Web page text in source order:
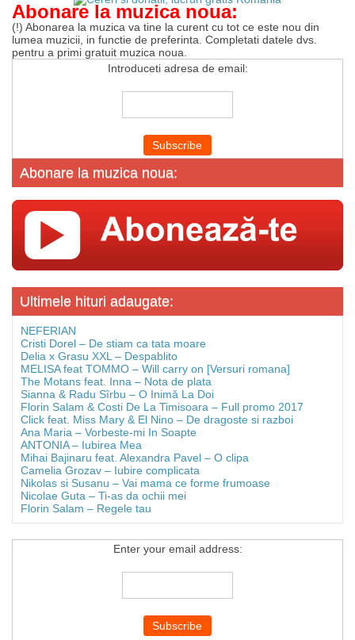
Abonare la muzica noua:
(!) Abonarea la muzica va tine la curent cu tot ce este nou din
lumea muzicii, in functie de preferinta. Completati datele dvs.
pentru a primi gratuit muzica noua.
Introduceti adresa de email:
Abonare la muzica noua:
Ultimele hituri adaugate:
NEFERIAN
Cristi Dorel – De stiam ca tata moare
Delia x Grasu XXL – Despablito
MELISA feat TOMMO – Will carry on [Versuri romana]
The Motans feat. Inna – Nota de plata
Sianna & Radu Sîrbu – O Inimă La Doi
Florin Salam & Costi De La Timisoara – Full promo 2017
Click feat. Miss Mary & El Nino – De dragoste si razboi
Ana Maria – Vorbeste-mi In Soapte
ANTONIA – Iubirea Mea
Mihai Bajinaru feat. Alexandra Pavel – O clipa
Camelia Grozav – Iubire complicata
Nikolas si Susanu – Vai mama ce forme frumoase
Nicolae Guta – Ti-as da ochii mei
Florin Salam – Regele tau
Enter your email address: